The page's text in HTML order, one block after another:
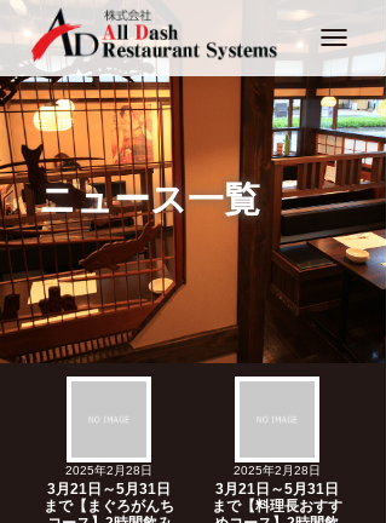
Toggle
ニュース一覧
2025年2月28日
3月21日～5月31日
まで【まぐろがんち
2025年2月28日
3月21日～5月31日
まで【料理長おすす